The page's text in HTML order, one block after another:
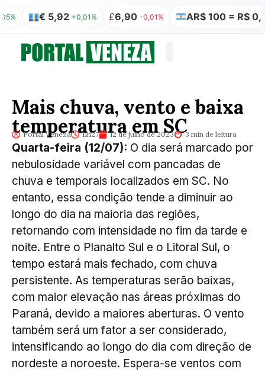
€ 5,92 +0,01% £6,90 -0,01% AR$ 100 = R$ 0,32 0,00%
Mais chuva, vento e baixa
temperatura em SC
Portal Veneza 11h27 12 de julho de 2023 3 min de leitura
Quarta-feira (12/07): O dia será marcado por
nebulosidade variável com pancadas de
chuva e temporais localizados em SC. No
entanto, essa condição tende a diminuir ao
longo do dia na maioria das regiões,
retornando com intensidade no fim da tarde e
noite. Entre o Planalto Sul e o Litoral Sul, o
tempo estará mais fechado, com chuva
persistente. As temperaturas serão baixas,
com maior elevação nas áreas próximas do
Paraná, devido a maiores aberturas. O vento
também será um fator a ser considerado,
intensificando ao longo do dia com direção de
nordeste a noroeste. Espera-se ventos com